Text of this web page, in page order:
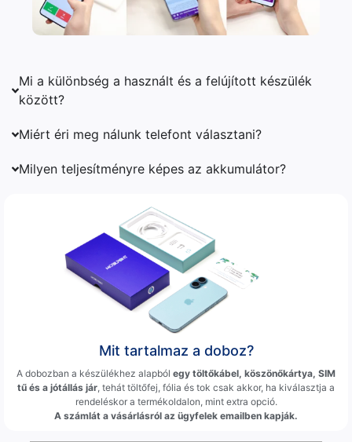
Mi a különbség a használt és a felújított készülék
között?
Miért éri meg nálunk telefont választani?
Milyen teljesítményre képes az akkumulátor?
Mit tartalmaz a doboz?
A dobozban a készülékhez alapból egy töltőkábel, köszönőkártya, SIM
tű és a jótállás jár, tehát töltőfej, fólia és tok csak akkor, ha kiválasztja a
rendeléskor a termékoldalon, mint extra opció.
A számlát a vásárlásról az ügyfelek emailben kapják.